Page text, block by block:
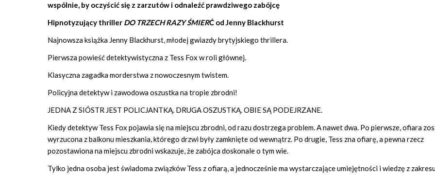
wspólnie, by oczyścić się z zarzutów i odnaleźć prawdziwego zabójcę
Hipnotyzujący thriller DO TRZECH RAZY ŚMIERĆ od Jenny Blackhurst
Najnowsza książka Jenny Blackhurst, młodej gwiazdy brytyjskiego thrillera.
Pierwsza powieść detektywistyczna z Tess Fox w roli głównej.
Klasyczna zagadka morderstwa z nowoczesnym twistem.
Policyjna detektyw i zawodowa oszustka na tropie zbrodni!
JEDNA Z SIÓSTR JEST POLICJANTKĄ. DRUGA OSZUSTKĄ. OBIE SĄ PODEJRZANE.
Kiedy detektyw Tess Fox pojawia się na miejscu zbrodni, od razu dostrzega problem. A nawet dwa. Po pierwsze, ofiara
wyrzucona z balkonu mieszkania, którego drzwi były zamknięte od wewnątrz. Po drugie, Tess zna ofiarę, a pewna rzecz
pozostawiona na miejscu zbrodni wskazuje, że zabójca doskonale o tym wie.
Tylko jedna osoba jest świadoma związków Tess z ofiarą, a jednocześnie ma wystarczające umiejętności i wiedzę z